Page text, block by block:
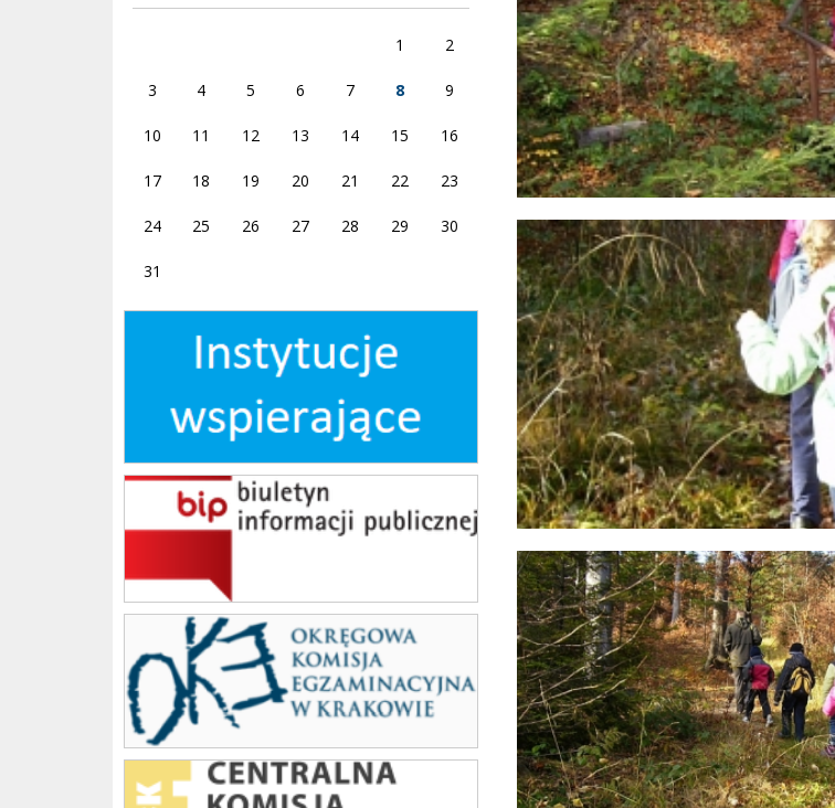
1 2
3 4 5 6 7 8 9
10 11 12 13 14 15 16
17 18 19 20 21 22 23
24 25 26 27 28 29 30
31
Instytucje wspierające
bip
OKE